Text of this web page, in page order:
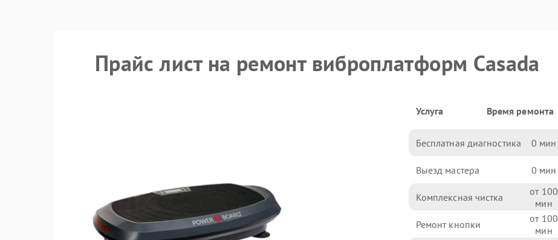
Прайс лист на ремонт виброплатформ Casada
Услуга Время ремонта
Бесплатная диагностика 0
Выезд мастера 0
Комплексная чистка 100
Ремонт кнопки 100